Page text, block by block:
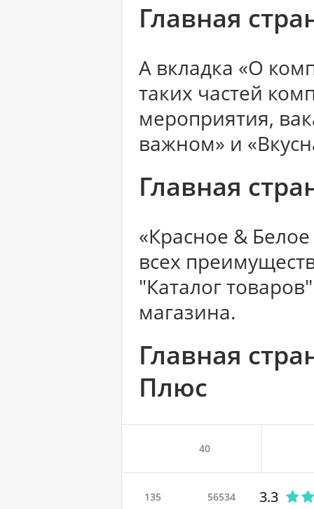
Главная
А вкладка «О
таких частей
мероприятия,
важном» и
Главная
«Красное &
всех
"Каталог
магазина.
Главная
Плюс
40
135 56534 3.3